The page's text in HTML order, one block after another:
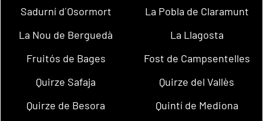
Sadurní d´Osormort
La Pobla de Claramunt
La Nou de Berguedà
La Llagosta
Fruitós de Bages
Fost de Campsentelles
Quirze Safaja
Quirze del Vallès
Quirze de Besora
Quintí de Mediona